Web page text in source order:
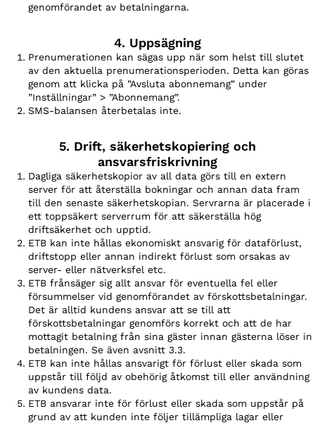
genomförandet av betalningarna.
4. Uppsägning
Prenumerationen kan sägas upp när som helst till slutet
av den aktuella prenumerationsperioden. Detta kan göras
genom att klicka på ”Avsluta abonnemang” under
”Inställningar” > ”Abonnemang”.
SMS-balansen återbetalas inte.
5. Drift, säkerhetskopiering och
ansvarsfriskrivning
Dagliga säkerhetskopior av all data görs till en extern
server för att återställa bokningar och annan data fram
till den senaste säkerhetskopian. Servrarna är placerade i
ett toppsäkert serverrum för att säkerställa hög
driftsäkerhet och upptid.
ETB kan inte hållas ekonomiskt ansvarig för dataförlust,
driftstopp eller annan indirekt förlust som orsakas av
server- eller nätverksfel etc.
ETB frånsäger sig allt ansvar för eventuella fel eller
försummelser vid genomförandet av förskottsbetalningar.
Det är alltid kundens ansvar att se till att
förskottsbetalningar genomförs korrekt och att de har
mottagit betalning från sina gäster innan gästerna löser in
betalningen. Se även avsnitt 3.3.
ETB kan inte hållas ansvarigt för förlust eller skada som
uppstår till följd av obehörig åtkomst till eller användning
av kundens data.
ETB ansvarar inte för förlust eller skada som uppstår på
grund av att kunden inte följer tillämpliga lagar eller